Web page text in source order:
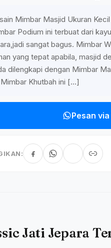
Mimbar Masjid Ukuran
Podium ini terbuat dari
sangat bagus. Mimbar
yang tepat apabila, masjid
dilengkapi dengan Mimbar
Khutbah ini […]
Pesan
Jati Jepara